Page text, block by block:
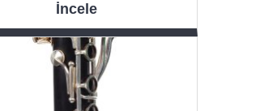
İncele